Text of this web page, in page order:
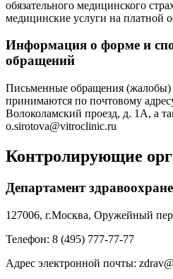
обязательного медицинского
медицинские услуги на платной
Информация о форме и
обращений
Письменные обращения
принимаются по почтовому
Волоколамский проезд, д. 1А, а
o.sirotova@vitroclinic.ru
Контролирующие
Департамент
127006, г.Москва, Оружейный
Телефон: 8 (495) 777-77-77
Адрес электронной почты: